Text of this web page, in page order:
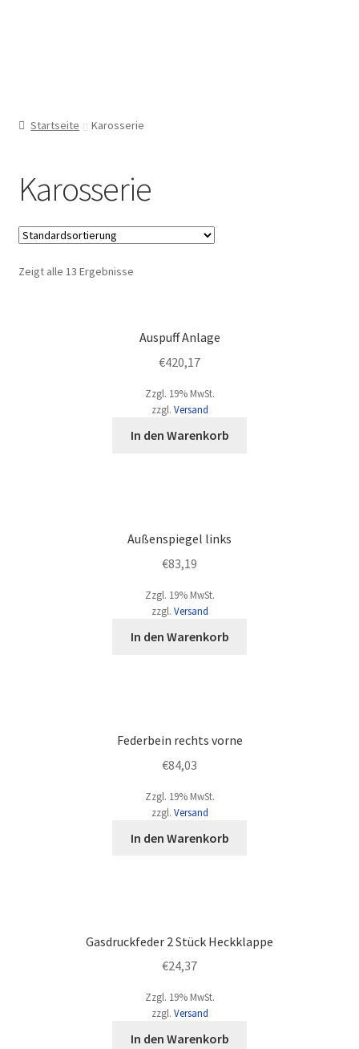
Bestellung bestätigen & absenden
Cookie-Richtlinie
Datenschutz
Widerruf für digitale Inhalte
Startseite Karosserie
Karosserie
Zeigt alle 13 Ergebnisse
Auspuff Anlage
€420,17
Zzgl. 19% MwSt.
zzgl. Versand
In den Warenkorb
Außenspiegel links
€83,19
Zzgl. 19% MwSt.
zzgl. Versand
In den Warenkorb
Federbein rechts vorne
€84,03
Zzgl. 19% MwSt.
zzgl. Versand
In den Warenkorb
Gasdruckfeder 2 Stück Heckklappe
€24,37
Zzgl. 19% MwSt.
zzgl. Versand
In den Warenkorb